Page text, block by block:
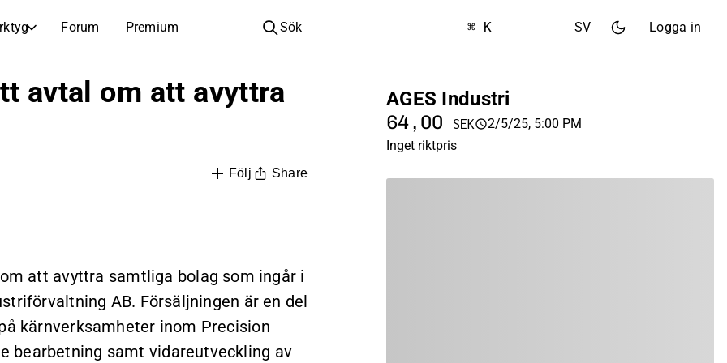
Forum Premium
Bolag
Datum för årsstämmor och aktieägarinformation
Analysskola
Guider och lektioner för att öka din investeringskunskap
Sök ⌘ K SV Logga in
avtal om att avyttra
Följ Share
att avyttra samtliga bolag som ingår i
AB. Försäljningen är en del
kärnverksamheter inom Precision
bearbetning samt vidareutveckling av
AGES Industri
64,00 SEK
2/5/25, 5:00 PM
Inget riktpris